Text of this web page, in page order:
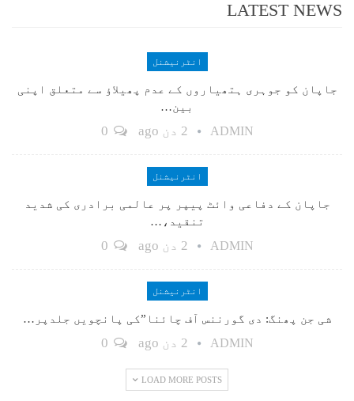
LATEST NEWS
انٹرنیشنل
جاپان کو جوہری ہتھیاروں کے عدم پھیلاؤ سے متعلق اپنی
بین…
ADMIN 2 دن ago
انٹرنیشنل
جاپان کے دفاعی وائٹ پیپر پر عالمی برادری کی شدید
تنقید،…
ADMIN 2 دن ago
انٹرنیشنل
شی جن پھنگ: دی گورننس آف چائنا”کی پانچویں جلدپر…
ADMIN 2 دن ago
LOAD MORE POSTS